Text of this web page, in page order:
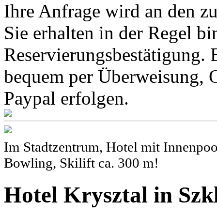
Ihre Anfrage wird an den
Sie erhalten in der Regel
Reservierungsbestätigung.
bequem per Überweisung,
Paypal erfolgen.
Im Stadtzentrum, Hotel mit
Bowling, Skilift ca. 300 m!
Hotel Krysztal in